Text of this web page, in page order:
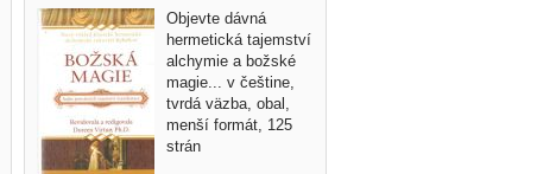
Objevte dávná
hermetická tajemství
alchymie a božské
magie... v češtine,
tvrdá väzba, obal,
menší formát, 125
strán